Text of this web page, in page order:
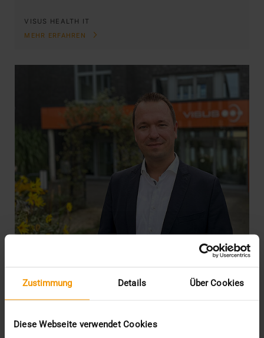
Zustimmung Details Über Cookies
Diese Webseite verwendet Cookies
VISUS HEALTH IT
MEHR ERFAHREN
Geschäftsführerwechsel bei VISUS